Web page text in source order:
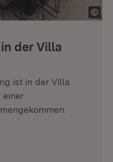
der Villa
ist in der Villa
einer